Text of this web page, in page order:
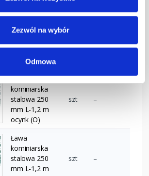
Zezwól na wybór
Odmowa
Ława
kominiarska
mm L-1,2 m
kasztanowa
Ława
kominiarska
stalowa 250
mm L-1,2 m
ocynk (O)
szt –
Ława
kominiarska
stalowa 250
mm L-1,2 m
szt –